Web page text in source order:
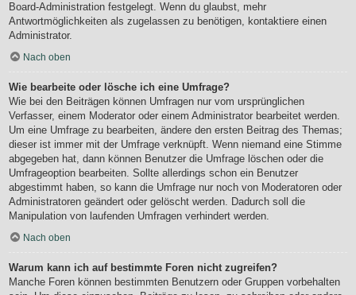
Board-Administration festgelegt. Wenn du glaubst, mehr
Antwortmöglichkeiten als zugelassen zu benötigen, kontaktiere einen
Administrator.
Nach oben
Wie bearbeite oder lösche ich eine Umfrage?
Wie bei den Beiträgen können Umfragen nur vom ursprünglichen
Verfasser, einem Moderator oder einem Administrator bearbeitet werden.
Um eine Umfrage zu bearbeiten, ändere den ersten Beitrag des Themas;
dieser ist immer mit der Umfrage verknüpft. Wenn niemand eine Stimme
abgegeben hat, dann können Benutzer die Umfrage löschen oder die
Umfrageoption bearbeiten. Sollte allerdings schon ein Benutzer
abgestimmt haben, so kann die Umfrage nur noch von Moderatoren oder
Administratoren geändert oder gelöscht werden. Dadurch soll die
Manipulation von laufenden Umfragen verhindert werden.
Nach oben
Warum kann ich auf bestimmte Foren nicht zugreifen?
Manche Foren können bestimmten Benutzern oder Gruppen vorbehalten